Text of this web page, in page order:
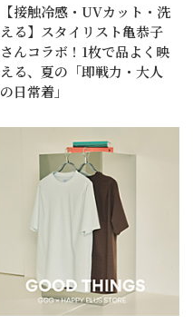
【接触冷感・UVカット・洗
える】スタイリスト亀恭子
さんコラボ！1枚で品よく映
える、夏の「即戦力・大人
の日常着」